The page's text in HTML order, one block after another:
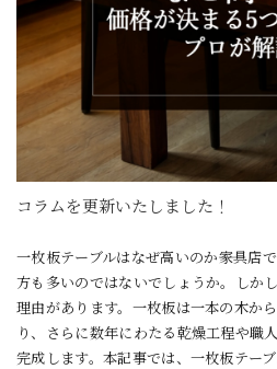
コラムを更新いたしました！
一枚板テーブルはなぜ高いのか――家具店
方も多いのではないでしょうか。しか
理由があります。一枚板は一本の木か
り、さらに数年にわたる乾燥工程や職
完成します。本記事では、一枚板テー